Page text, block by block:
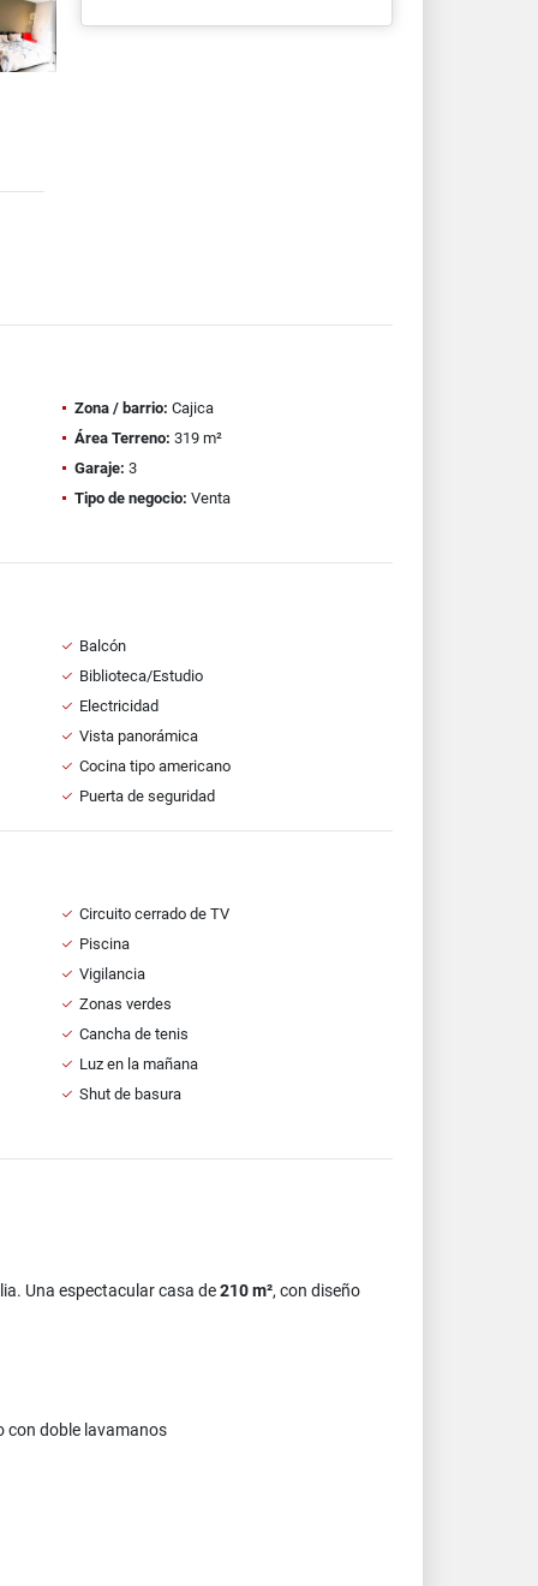
Zona / barrio: Cajica
Área Terreno: 319 m²
Garaje: 3
Tipo de negocio: Venta
Balcón
Biblioteca/Estudio
Electricidad
Vista panorámica
Cocina tipo americano
Puerta de seguridad
Circuito cerrado de TV
Piscina
Vigilancia
Zonas verdes
Cancha de tenis
Luz en la mañana
Shut de basura
Una espectacular casa de210 m², con diseño
con doble lavamanos